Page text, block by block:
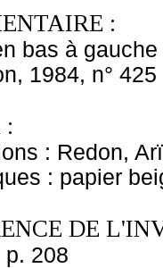
:
bas à
1984, n° 425
:
: Redon,
: papier
DE
208